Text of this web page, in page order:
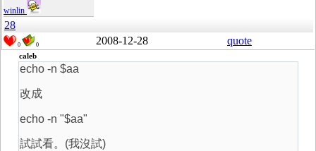
winlin
28
0 0 2008-12-28 quote
caleb
echo -n $aa
改成
echo -n "$aa"
試試看。(我沒試)